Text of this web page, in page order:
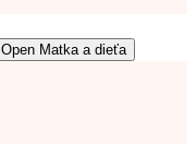
Open Matka a dieťa